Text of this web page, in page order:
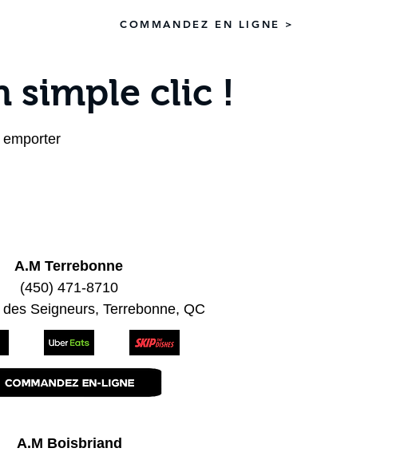
COMMANDEZ EN LIGNE >
simple clic !
A.M Terrebonne
(450) 471-8710
Seigneurs, Terrebonne, QC
A.M Boisbriand